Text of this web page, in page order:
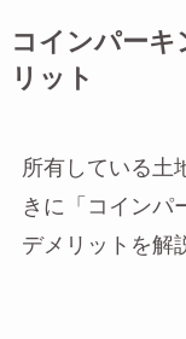
コインパーキ
リット
所有している土
きに「コインパ
デメリットを解